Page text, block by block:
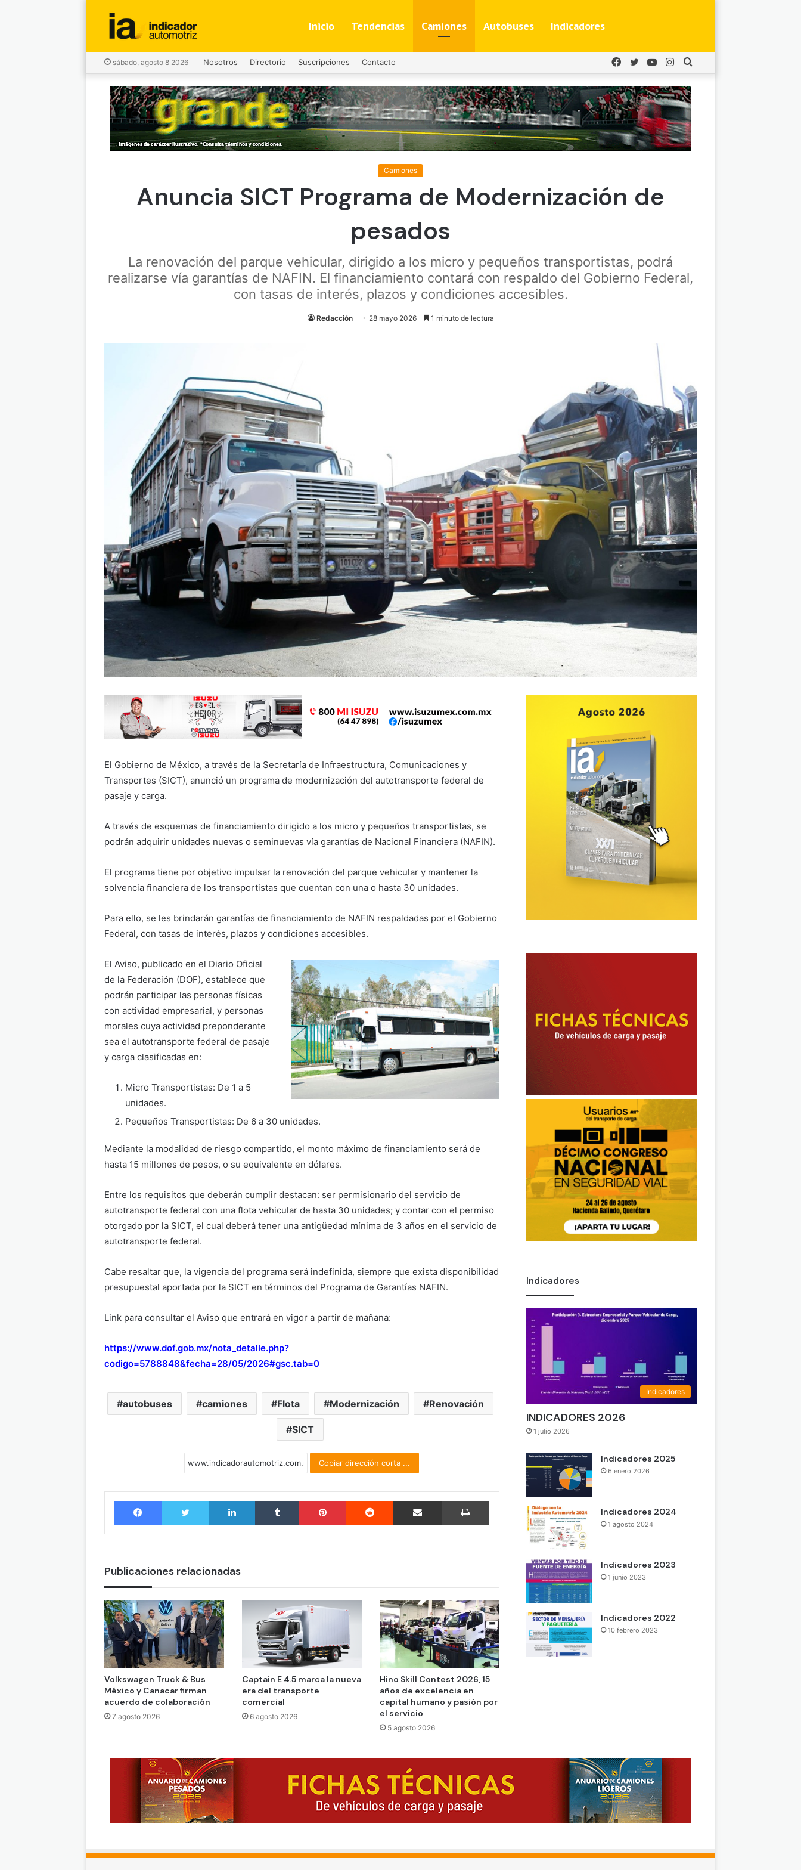
Inicio Tendencias Camiones Autobuses Indicadores
sábado, agosto 8 2026 Nosotros Directorio Suscripciones Contacto
Buscar
Instagram
YouTube
Twitter
Facebook
Camiones
Anuncia SICT Programa de Modernización de
pesados
La renovación del parque vehicular, dirigido a los micro y pequeños transportistas, podrá
realizarse vía garantías de NAFIN. El financiamiento contará con respaldo del Gobierno Federal,
con tasas de interés, plazos y condiciones accesibles.
Redacción 28 mayo 2026 1 minuto de lectura
El Gobierno de México, a través de la Secretaría de Infraestructura, Comunicaciones y
Transportes (SICT), anunció un programa de modernización del autotransporte federal de
pasaje y carga.
A través de esquemas de financiamiento dirigido a los micro y pequeños transportistas, se
podrán adquirir unidades nuevas o seminuevas vía garantías de Nacional Financiera (NAFIN).
El programa tiene por objetivo impulsar la renovación del parque vehicular y mantener la
solvencia financiera de los transportistas que cuentan con una o hasta 30 unidades.
Para ello, se les brindarán garantías de financiamiento de NAFIN respaldadas por el Gobierno
Federal, con tasas de interés, plazos y condiciones accesibles.
El Aviso, publicado en el Diario Oficial
de la Federación (DOF), establece que
podrán participar las personas físicas
con actividad empresarial, y personas
morales cuya actividad preponderante
sea el autotransporte federal de pasaje
y carga clasificadas en:
Micro Transportistas: De 1 a 5
unidades.
Pequeños Transportistas: De 6 a 30 unidades.
Mediante la modalidad de riesgo compartido, el monto máximo de financiamiento será de
hasta 15 millones de pesos, o su equivalente en dólares.
Entre los requisitos que deberán cumplir destacan: ser permisionario del servicio de
autotransporte federal con una flota vehicular de hasta 30 unidades; y contar con el permiso
otorgado por la SICT, el cual deberá tener una antigüedad mínima de 3 años en el servicio de
autotransporte federal.
Cabe resaltar que, la vigencia del programa será indefinida, siempre que exista disponibilidad
presupuestal aportada por la SICT en términos del Programa de Garantías NAFIN.
Link para consultar el Aviso que entrará en vigor a partir de mañana:
https://www.dof.gob.mx/nota_detalle.php?
codigo=5788848&fecha=28/05/2026#gsc.tab=0
autobuses camiones Flota Modernización Renovación
SICT
Copiar dirección corta ...
Facebook Twitter LinkedIn Tumblr Pinterest Reddit Compartir por correo electrónico
Publicaciones relacionadas
Volkswagen Truck & Bus
México y Canacar firman
acuerdo de colaboración
7 agosto 2026
Captain E 4.5 marca la nueva
era del transporte
comercial
6 agosto 2026
Hino Skill Contest 2026, 15
años de excelencia en
capital humano y pasión por
el servicio
5 agosto 2026
Indicadores
Indicadores
INDICADORES 2026
1 julio 2026
Indicadores 2025
6 enero 2026
Indicadores 2024
1 agosto 2024
Indicadores 2023
1 junio 2023
Indicadores 2022
10 febrero 2023